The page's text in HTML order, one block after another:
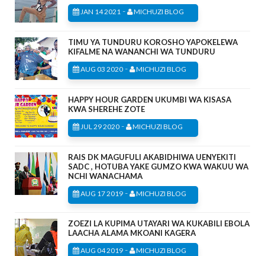
JAN 14 2021 - MICHUZI BLOG
TIMU YA TUNDURU KOROSHO YAPOKELEWA
KIFALME NA WANANCHI WA TUNDURU
AUG 03 2020 - MICHUZI BLOG
HAPPY HOUR GARDEN UKUMBI WA KISASA
KWA SHEREHE ZOTE
JUL 29 2020 - MICHUZI BLOG
RAIS DK MAGUFULI AKABIDHIWA UENYEKITI
SADC , HOTUBA YAKE GUMZO KWA WAKUU WA
NCHI WANACHAMA
AUG 17 2019 - MICHUZI BLOG
ZOEZI LA KUPIMA UTAYARI WA KUKABILI EBOLA
LAACHA ALAMA MKOANI KAGERA
AUG 04 2019 - MICHUZI BLOG